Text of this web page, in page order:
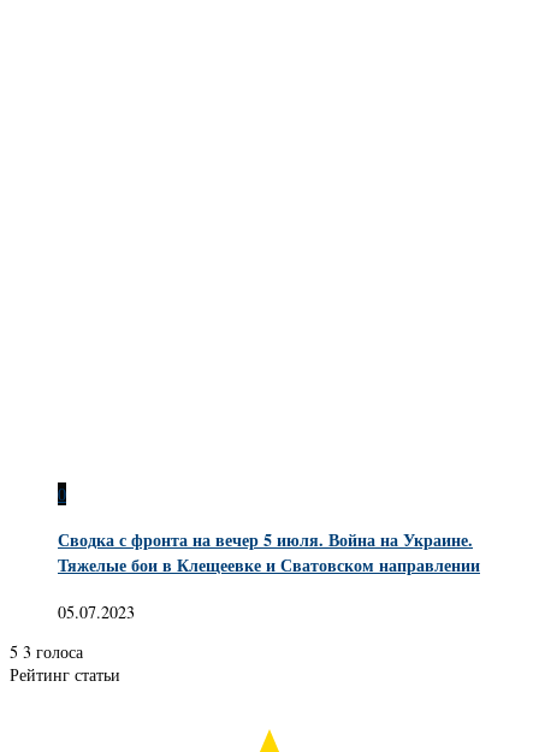
0
Сводка с фронта на вечер 5 июля. Война на Украине.
Тяжелые бои в Клещеевке и Сватовском направлении
05.07.2023
5 3 голоса
Рейтинг статьи